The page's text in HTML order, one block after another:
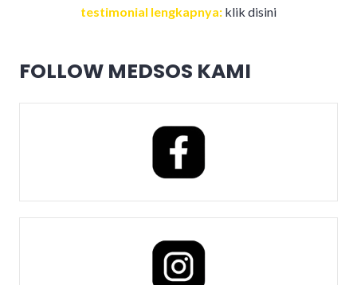
testimonial lengkapnya: klik disini
FOLLOW MEDSOS KAMI